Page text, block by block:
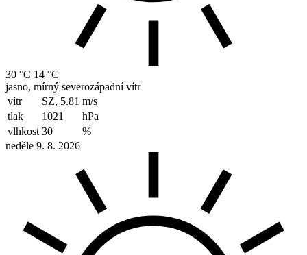
30 °C 14 °C
jasno, mírný severozápadní vítr
vítr
SZ, 5.81 m/s
tlak
1021
hPa
vlhkost 30
%
neděle 9. 8. 2026